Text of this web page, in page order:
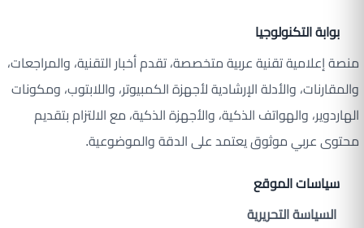
بوابة التكنولوجيا
منصة إعلامية تقنية عربية متخصصة، تقدم أخبار التقنية، والمراجعات،
والمقارنات، والأدلة الإرشادية لأجهزة الكمبيوتر، واللابتوب، ومكونات
الهاردوير، والهواتف الذكية، والأجهزة الذكية، مع الالتزام بتقديم
محتوى عربي موثوق يعتمد على الدقة والموضوعية.
سياسات الموقع
السياسة التحريرية